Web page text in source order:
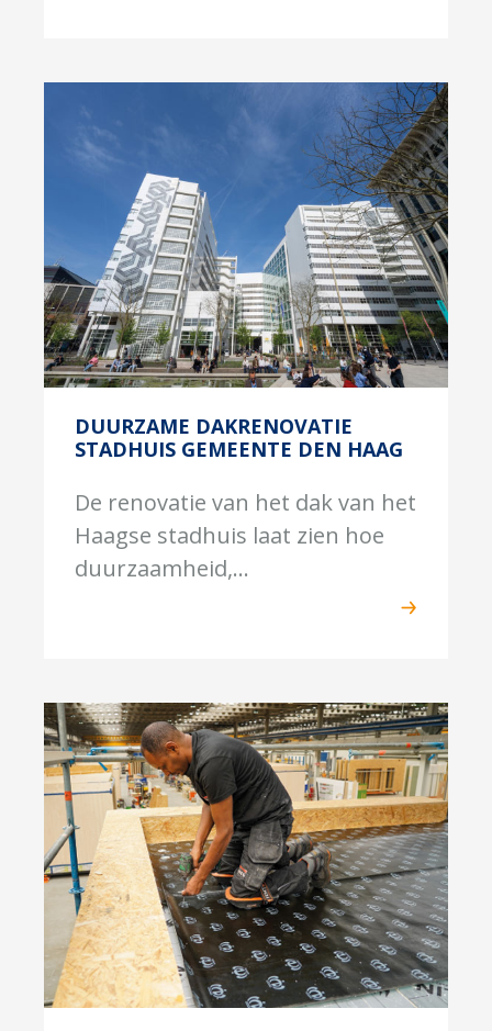
DUURZAME DAKRENOVATIE
STADHUIS GEMEENTE DEN HAAG
De renovatie van het dak van het
Haagse stadhuis laat zien hoe
duurzaamheid,...